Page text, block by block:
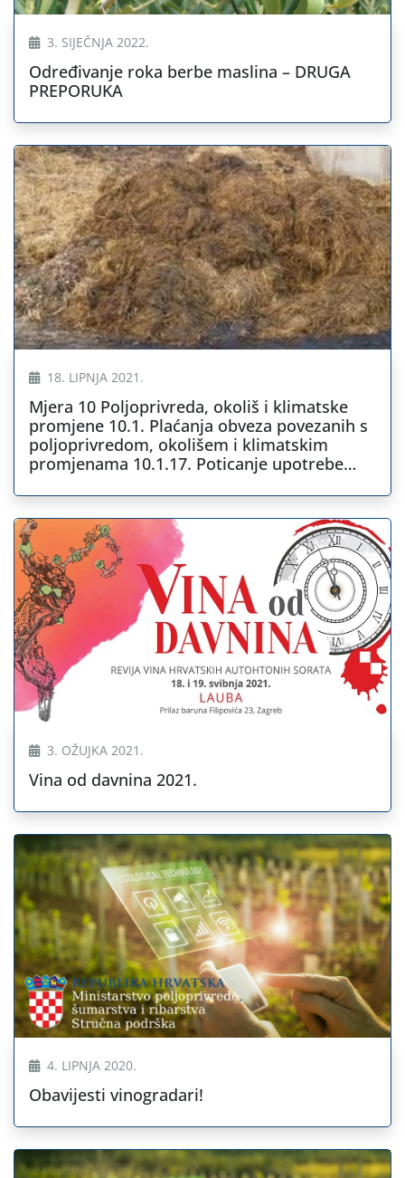
3. SIJEČNJA 2022.
Određivanje roka berbe maslina – DRUGA
PREPORUKA
18. LIPNJA 2021.
Mjera 10 Poljoprivreda, okoliš i klimatske
promjene 10.1. Plaćanja obveza povezanih s
poljoprivredom, okolišem i klimatskim
promjenama 10.1.17. Poticanje upotrebe
(PUS)
3. OŽUJKA 2021.
Vina od davnina 2021.
4. LIPNJA 2020.
Obavijesti vinogradari!